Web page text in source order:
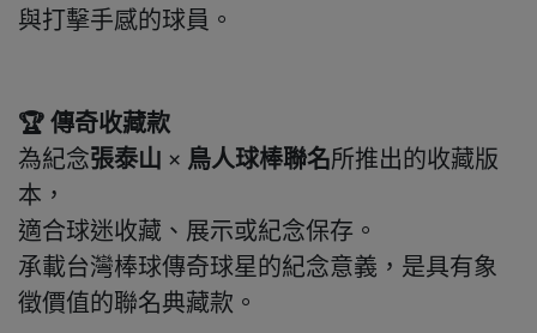
與打擊手感的球員。
🏆 傳奇收藏款
為紀念張泰山 × 鳥人球棒聯名所推出的收藏版
本，
適合球迷收藏、展示或紀念保存。
承載台灣棒球傳奇球星的紀念意義，是具有象
徵價值的聯名典藏款。